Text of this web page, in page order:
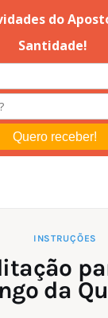
INSTRUÇÕES
da